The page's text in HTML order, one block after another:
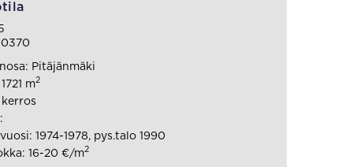
Pitäjänmäki
m2
1974-1978, pys.talo 1990
16-20 €/m2